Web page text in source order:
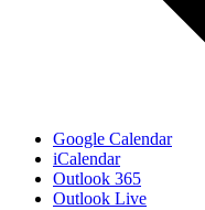
Google Calendar
iCalendar
Outlook 365
Outlook Live